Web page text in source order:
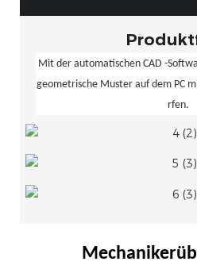
Mit der automatischen CAD -
geometrische Muster auf dem PC
rfen.